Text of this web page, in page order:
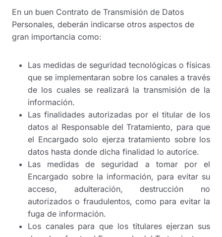
En un buen Contrato de Transmisión de Datos
Personales, deberán indicarse otros aspectos de
gran importancia como:
Las medidas de seguridad tecnológicas o físicas
que se implementaran sobre los canales a través
de los cuales se realizará la transmisión de la
información.
Las finalidades autorizadas por el titular de los
datos al Responsable del Tratamiento, para que
el Encargado solo ejerza tratamiento sobre los
datos hasta donde dicha finalidad lo autorice.
Las medidas de seguridad a tomar por el
Encargado sobre la información, para evitar su
acceso, adulteración, destrucción no
autorizados o fraudulentos, como para evitar la
fuga de información.
Los canales para que los titulares ejerzan sus